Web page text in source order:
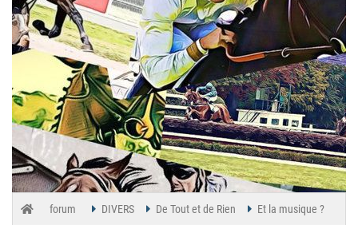
forum DIVERS De Tout et de Rien Et la musique ?